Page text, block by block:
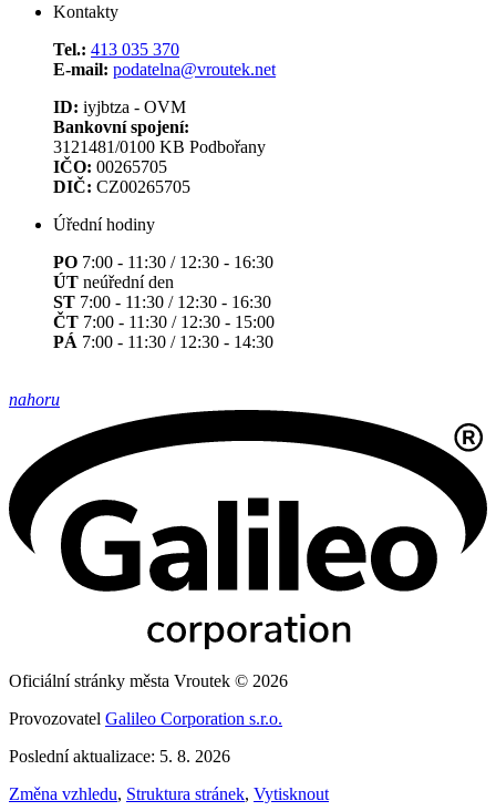
Kontakty
Tel.: 413 035 370
E-mail: podatelna@vroutek.net
ID: iyjbtza - OVM
Bankovní spojení:
3121481/0100 KB Podbořany
IČO: 00265705
DIČ: CZ00265705
Úřední hodiny
PO 7:00 - 11:30 / 12:30 - 16:30
ÚT neúřední den
ST 7:00 - 11:30 / 12:30 - 16:30
ČT 7:00 - 11:30 / 12:30 - 15:00
PÁ 7:00 - 11:30 / 12:30 - 14:30
nahoru
Oficiální stránky města Vroutek © 2026
Provozovatel Galileo Corporation s.r.o.
Poslední aktualizace: 5. 8. 2026
Změna vzhledu, Struktura stránek, Vytisknout